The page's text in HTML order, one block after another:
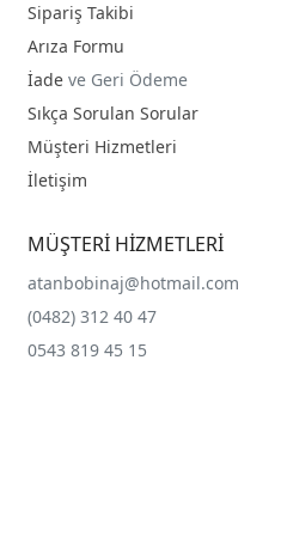
Sipariş Takibi
Arıza Formu
İade ve Geri Ödeme
Sıkça Sorulan Sorular
Müşteri Hizmetleri
İletişim
MÜŞTERİ HİZMETLERİ
atanbobinaj@hotmail.com
(0482) 312 40 47
0543 819 45 15